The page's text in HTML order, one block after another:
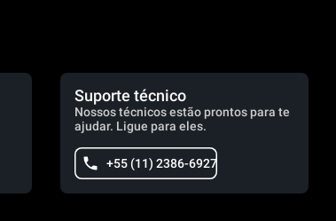
Suporte técnico
Nossos técnicos estão prontos para te
ajudar. Ligue para eles.
+55 (11) 2386-6927